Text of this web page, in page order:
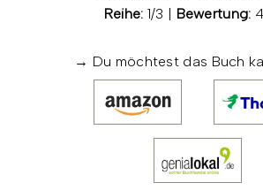
Reihe: 1/3 | Bewertung:
→ Du möchtest das Buch